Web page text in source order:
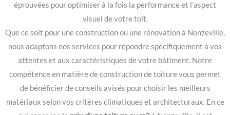
éprouvées pour optimiser à la fois la performance et l’aspect
visuel de votre toit.
Que ce soit pour une construction ou une rénovation à Nonzeville,
nous adaptons nos services pour répondre spécifiquement à vos
attentes et aux caractéristiques de votre bâtiment. Notre
compétence en matière de construction de toiture vous permet
de bénéficier de conseils avisés pour choisir les meilleurs
matériaux selon vos critères climatiques et architecturaux. En ce